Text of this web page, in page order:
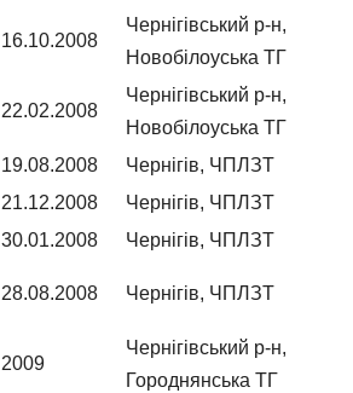
16.10.2008
Чернігівський р-н,
Новобілоуська ТГ
22.02.2008
Чернігівський р-н,
Новобілоуська ТГ
19.08.2008 Чернігів, ЧПЛЗТ
21.12.2008 Чернігів, ЧПЛЗТ
30.01.2008 Чернігів, ЧПЛЗТ
28.08.2008 Чернігів, ЧПЛЗТ
2009
Чернігівський р-н,
Городнянська ТГ